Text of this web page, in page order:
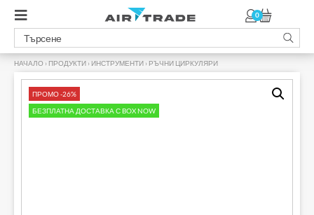
0
НАЧАЛО › ПРОДУКТИ › ИНСТРУМЕНТИ › РЪЧНИ ЦИРКУЛЯРИ
ПРОМО -26%
БЕЗПЛАТНА ДОСТАВКА С BOX NOW